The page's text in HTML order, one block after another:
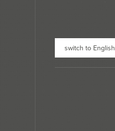
switch to English